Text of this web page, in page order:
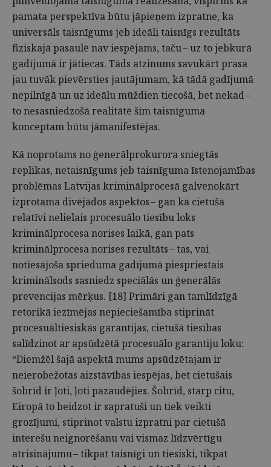
pamata perspektīva būtu jāpieņem izpratne, ka
universāls taisnīgums jeb ideāli taisnīgs rezultāts
fiziskajā pasaulē nav iespējams, taču – uz to jebkurā
gadījumā ir jātiecas. Tāds atzinums savukārt prasa
jau tuvāk pievērsties jautājumam, kā tādā gadījumā
nepilnīgā un uz ideālu mūždien tiecošā, bet nekad –
to nesasniedzošā realitātē šim taisnīguma
konceptam būtu jāmanifestējas.
Kā noprotams no ģenerālprokurora sniegtās
replikas, netaisnīgums jeb taisnīguma īstenojamības
problēmas Latvijas kriminālprocesā galvenokārt
izprotama divējādos aspektos – gan kā cietušā
relatīvi nelielais procesuālo tiesību loks
kriminālprocesa norises laikā, gan pats
kriminālprocesa norises rezultāts – tas, vai
notiesājoša sprieduma gadījumā piespriestais
kriminālsods sasniedz speciālās un ģenerālās
prevencijas mērķus. [18] Primāri gan tamlīdzīgā
retorikā iezīmējas nepieciešamība stiprināt
procesuāltiesiskās garantijas, cietušā tiesības
salīdzinot ar apsūdzētā procesuālo garantiju loku:
“Diemžēl šajā aspektā mums apsūdzētajam ir
neierobežotas aizstāvības iespējas, bet cietušais
šobrīd ir ļoti, ļoti pazaudējies. Šobrīd, starp citu,
Eiropā to beidzot ir sapratuši un tiek veikti
grozījumi, stiprinot valstu izpratni par cietušā
interešu neignorēšanu vai vismaz līdzvērtīgu
atrisinājumu – tikpat taisnīgi un tiesiski, tikpat